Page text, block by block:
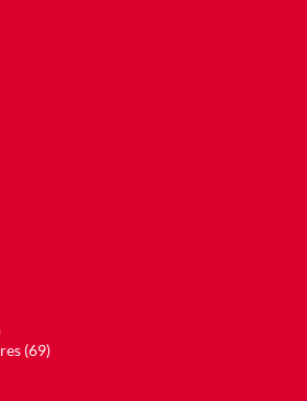
(69)